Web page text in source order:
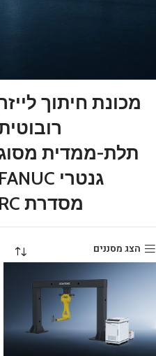
מכונת חיתוך
תלת-ממדית
גנטרי FANUC
מסדרת RC
הצג מסננים